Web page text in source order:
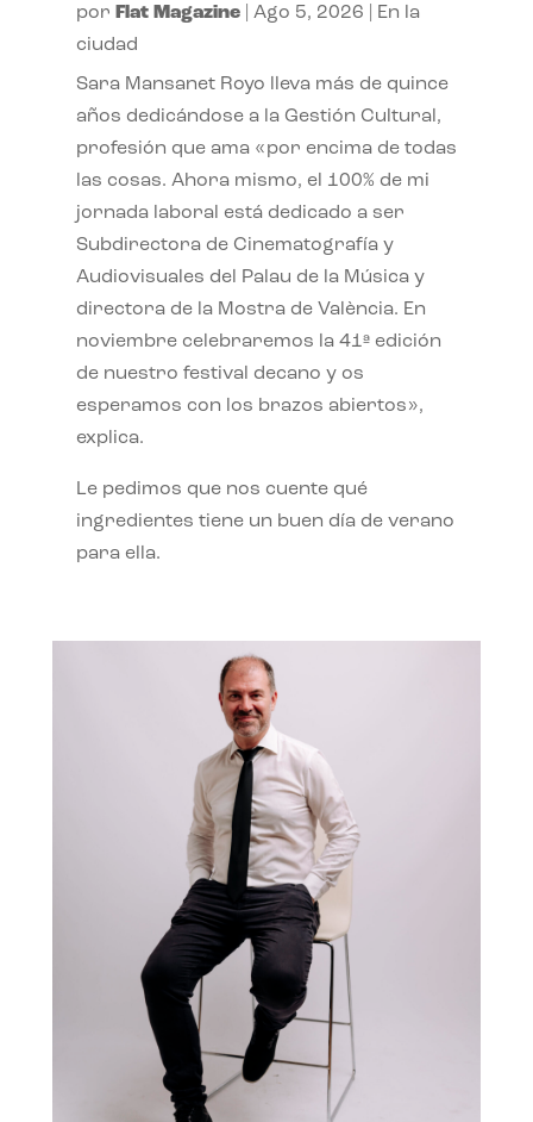
por Flat Magazine| Ago 5, 2026
En la
ciudad
Sara Mansanet Royo lleva más de quince
años dedicándose a la Gestión Cultural,
profesión que ama «por encima de todas
las cosas. Ahora mismo, el 100% de mi
jornada laboral está dedicado a ser
Subdirectora de Cinematografía y
Audiovisuales del Palau de la Música y
directora de la Mostra de València. En
noviembre celebraremos la 41ª edición
de nuestro festival decano y os
esperamos con los brazos abiertos»,
explica.
Le pedimos que nos cuente qué
ingredientes tiene un buen día de verano
para ella.